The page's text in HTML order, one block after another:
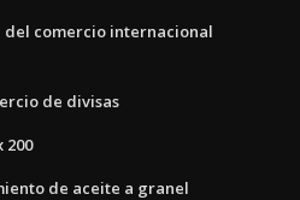
comercio internacional
de divisas
200
de aceite a granel